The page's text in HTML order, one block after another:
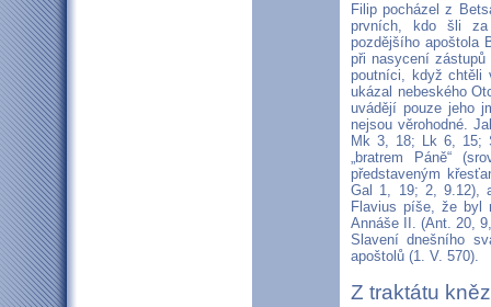
Filip pocházel z
prvních, kdo šli za
pozdějšího apoštola
při nasycení
poutníci, když chtěli
ukázal nebeského
uvádějí pouze jeho
nejsou věrohodné.
Mk 3, 18; Lk 6, 15;
„bratrem Páně“
představeným
Gal 1, 19; 2, 9.12),
Flavius píše, že byl
Annáše II. (Ant. 20,
Slavení dnešního
apoštolů (1. V. 570).
Z traktátu